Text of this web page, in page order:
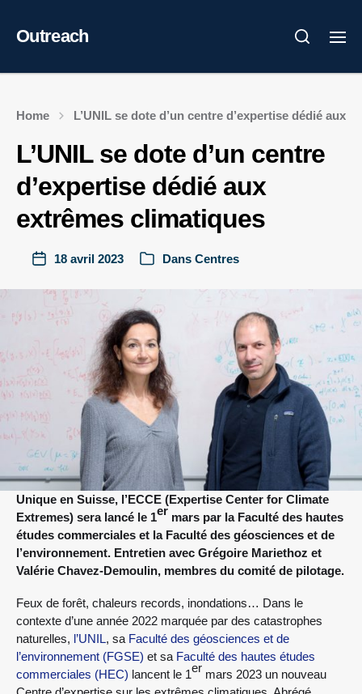
Outreach
Home L’UNIL se dote d’un centre d’expertise dédié aux
L’UNIL se dote d’un centre
d’expertise dédié aux
extrêmes climatiques
18 avril 2023 Dans Centres
Unique en Suisse, l’ECCE (Expertise Center for Climate
Extremes) sera lancé le 1er mars par la Faculté des hautes
études commerciales et la Faculté des géosciences et de
l’environnement. Entretien avec Grégoire Mariethoz et
Valérie Chavez-Demoulin, membres du comité de pilotage.
Feux de forêt, chaleurs records, inondations… Dans le
contexte d’une année 2022 marquée par des catastrophes
naturelles, l’UNIL, sa Faculté des géosciences et de
l’environnement (FGSE) et sa Faculté des hautes études
commerciales (HEC) lancent le 1er mars 2023 un nouveau